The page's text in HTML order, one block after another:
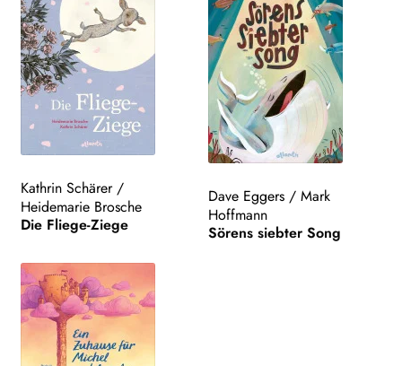
Kathrin Schärer/
Heidemarie Brosche
Die Fliege-Ziege
Dave Eggers /Mark
Hoffmann
Sörens siebter Song